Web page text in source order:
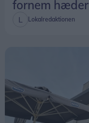
fornem hæder
Lokalredaktionen